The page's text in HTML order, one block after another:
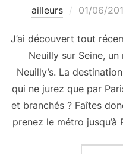
ailleurs
Publié
01/06/
J’ai découvert tout
Neuilly sur Seine,
Neuilly’s. La
qui ne jurez que par
et branchés ? Faîtes
prenez le métro